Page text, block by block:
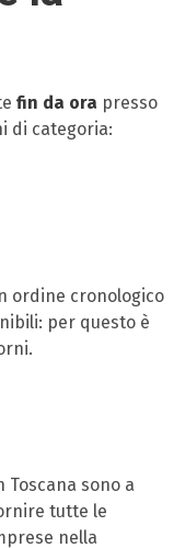
fin da ora presso
di categoria:
ordine cronologico
per questo è
sono a
tutte le
nella